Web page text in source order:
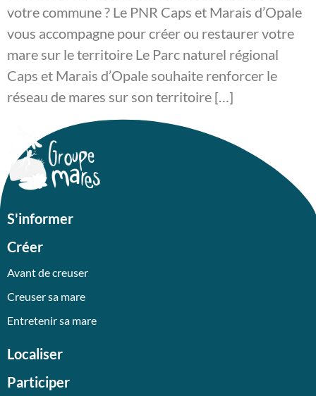
votre commune ? Le PNR Caps et Marais d’Opale
vous accompagne pour créer ou restaurer votre
mare sur le territoire Le Parc naturel régional
Caps et Marais d’Opale souhaite renforcer le
réseau de mares sur son territoire […]
S'informer
Créer
Avant de creuser
Creuser sa mare
Entretenir sa mare
Localiser
Participer